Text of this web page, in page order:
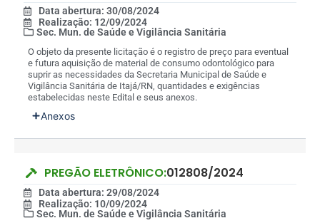
Data abertura: 30/08/2024
Realização: 12/09/2024
Sec. Mun. de Saúde e Vigilância Sanitária
O objeto da presente licitação é o registro de preço para eventual
e futura aquisição de material de consumo odontológico para
suprir as necessidades da Secretaria Municipal de Saúde e
Vigilância Sanitária de Itajá/RN, quantidades e exigências
estabelecidas neste Edital e seus anexos.
Anexos
PREGÃO ELETRÔNICO:012808/2024
Data abertura: 29/08/2024
Realização: 10/09/2024
Sec. Mun. de Saúde e Vigilância Sanitária